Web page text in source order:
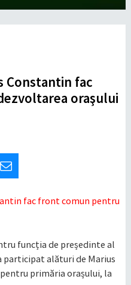
Constantin fac
oraşului
funcția de președinte al
participat alături de Marius
primăria orașului, la